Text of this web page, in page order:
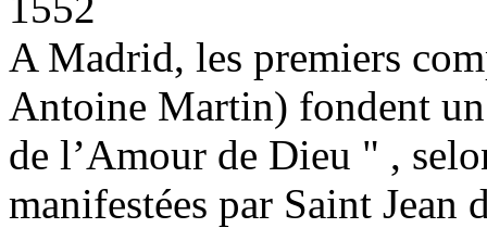
A Madrid, les premiers
Antoine Martin) fondent
de l’Amour de Dieu " ,
manifestées par Saint Jean